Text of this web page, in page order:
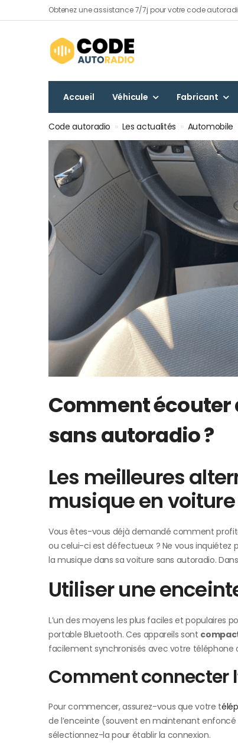
Obtenez une assistance 7/7j pour votre code
Accueil Véhicule Fabricant
Code autoradio » Les actualités » Automobile
Comment écouter
sans autoradio ?
Les meilleures
musique en
Vous êtes-vous déjà demandé comment
ou celui-ci est défectueux ? Ne vous inquiétez
la musique dans sa voiture sans autoradio.
Utiliser une
L’un des moyens les plus faciles et populaires
portable Bluetooth. Ces appareils sont
facilement synchronisés avec votre
Comment connecter
Pour commencer, assurez-vous que votre t
de l’enceinte (souvent en maintenant
sélectionnez-la pour établir la connexion.